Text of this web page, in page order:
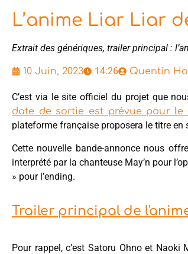
L’anime Liar Liar
Extrait des génériques, trailer principal :
10 Juin, 2023 14:26 Quentin
C’est via le site officiel du projet que
date de sortie est prévue pour le
plateforme française proposera le titre en
Cette nouvelle bande-annonce nous
interprété par la chanteuse May’n pour
» pour l’ending.
Trailer principal de
Pour rappel, c’est Satoru Ohno et